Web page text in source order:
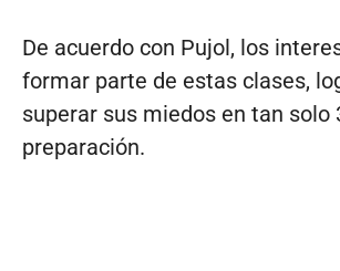
De acuerdo con Pujol, los
formar parte de estas clases,
superar sus miedos en tan solo
preparación.